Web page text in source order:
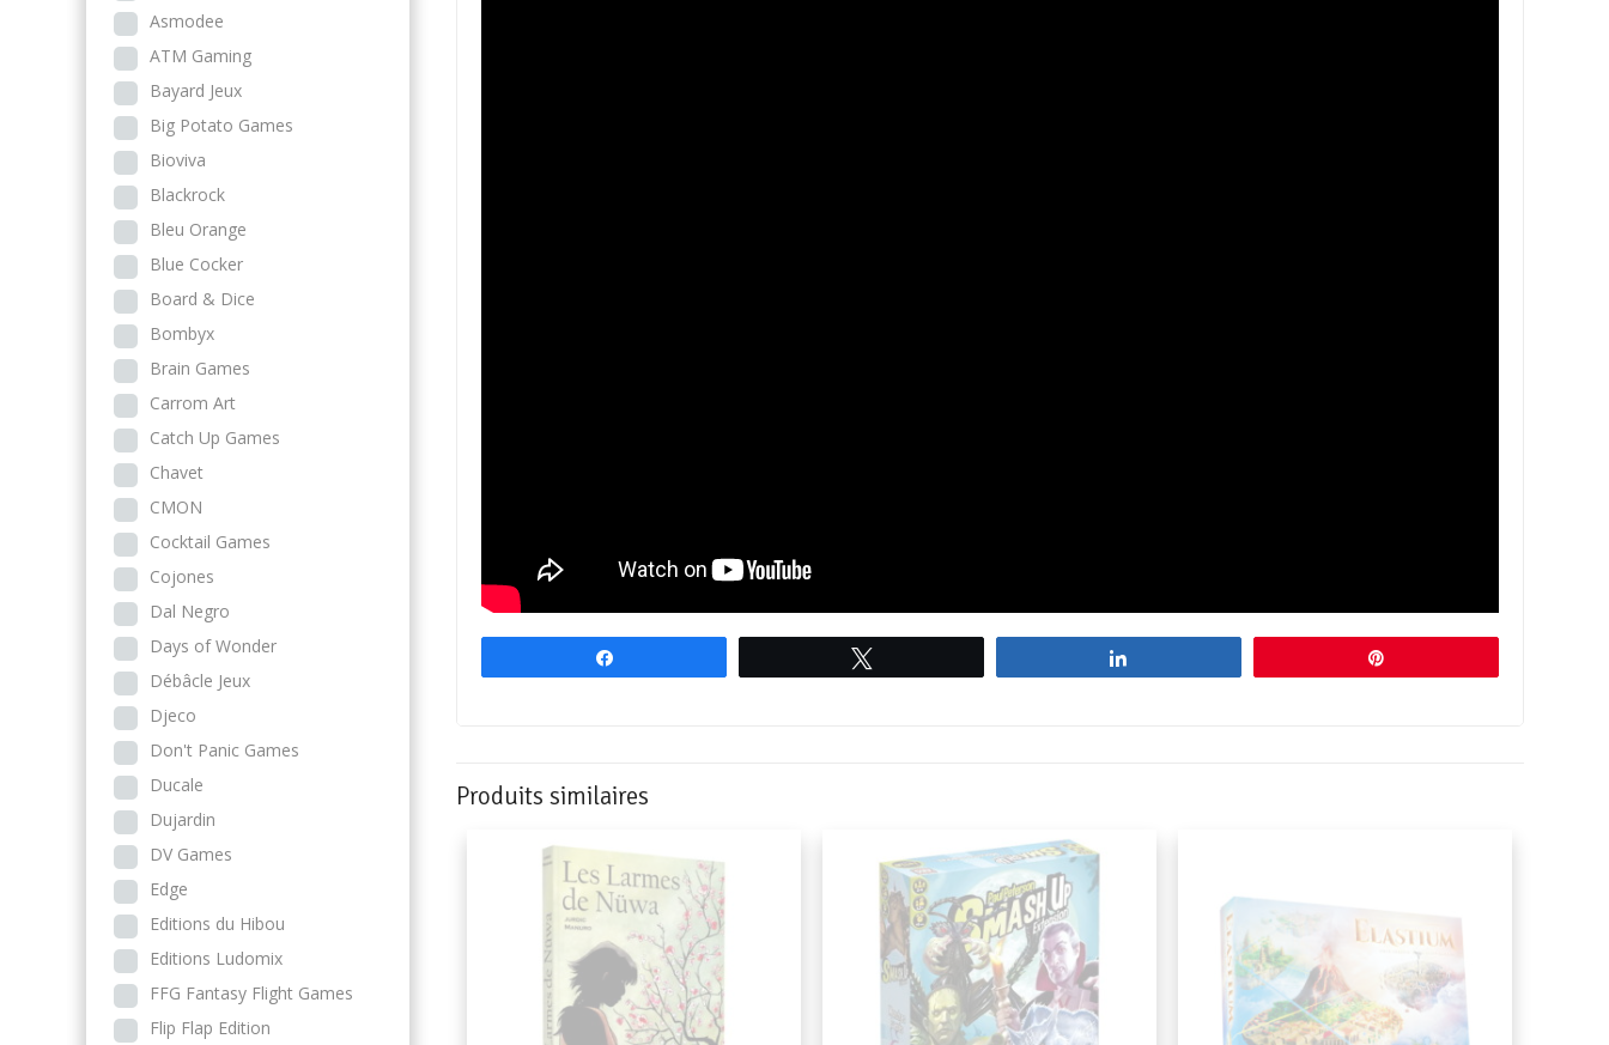
Produits similaires
Asmodee
ATM Gaming
Bayard Jeux
Big Potato Games
Bioviva
Blackrock
Bleu Orange
Blue Cocker
Board & Dice
Bombyx
Brain Games
Carrom Art
Catch Up Games
Chavet
CMON
Cocktail Games
Cojones
Dal Negro
Days of Wonder
Débâcle Jeux
Djeco
Don't Panic Games
Ducale
Dujardin
DV Games
Edge
Editions du Hibou
Editions Ludomix
FFG Fantasy Flight Games
Flip Flap Edition